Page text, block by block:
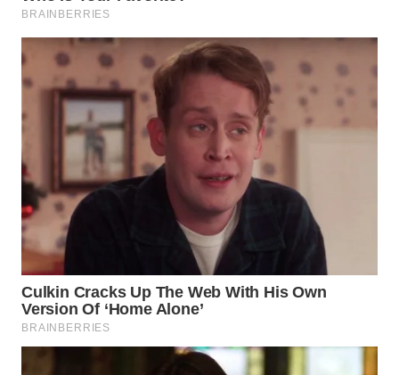
KUNINGAN
WN
MAJALENGKA
WN
WN
SUKABUMI
WN
PURWAKARTA
WN
PRIANGAN